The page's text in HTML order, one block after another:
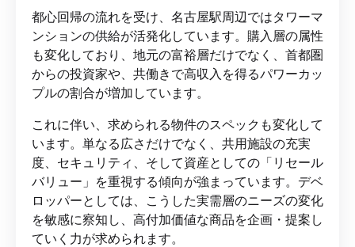
都心回帰の流れを受け、名古屋駅周辺ではタワーマ
ンションの供給が活発化しています。購入層の属性
も変化しており、地元の富裕層だけでなく、首都圏
からの投資家や、共働きで高収入を得るパワーカッ
プルの割合が増加しています。
これに伴い、求められる物件のスペックも変化して
います。単なる広さだけでなく、共用施設の充実
度、セキュリティ、そして資産としての「リセール
バリュー」を重視する傾向が強まっています。デベ
ロッパーとしては、こうした実需層のニーズの変化
を敏感に察知し、高付加価値な商品を企画・提案し
ていく力が求められます。